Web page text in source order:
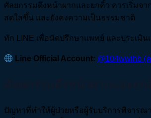
ศัลยกรรมดึงหน้าผากและยกคิ้ว ควรเริ่มจ
สดใสขึ้น และยังคงความเป็นธรรมชาติ
ทัก LINE เพื่อนัดปรึกษาแพทย์ และประเมิ
Line Official Account: @104wwihb
ปัญหาที่ทำให้ผู้ป่วยหรือผู้รับบริการพิจารณ